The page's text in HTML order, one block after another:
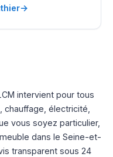
→
intervient pour tous
électricité,
vous soyez particulier,
dans le Seine-et-
transparent sous 24